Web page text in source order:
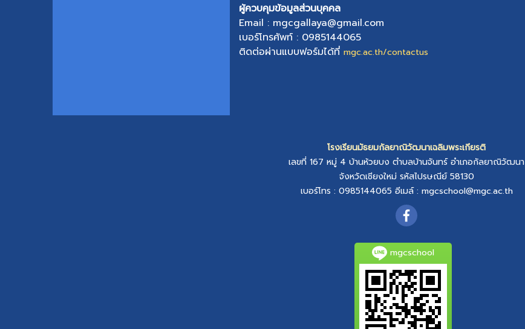
ผู้ควบคุมข้อมูลส่วนบุคคล
Email : mgcgallaya@gmail.com
เบอร์โทรศัพท์ : 0985144065
ติดต่อผ่านแบบฟอร์มได้ที่ mgc.ac.th/contactus
โรงเรียนมัธยมกัลยาณิวัฒนาเฉลิมพระเกียรติ
เลขที่ 167 หมู่ 4 บ้านห้วยบง ตำบลบ้านจันทร์อำเภอกัลยาณิวัฒนา
จังหวัดเชียงใหม่ รหัสไปรษณีย์ 58130
เบอร์โทร : 0985144065 อีเมล์ : mgcschool@mgc.ac.th
mgcschool